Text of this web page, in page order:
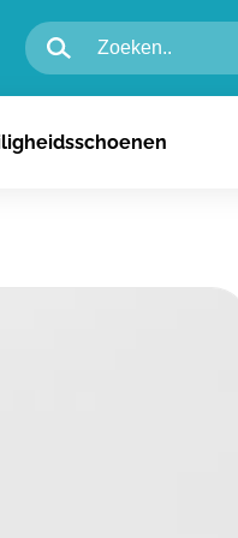
voor dames